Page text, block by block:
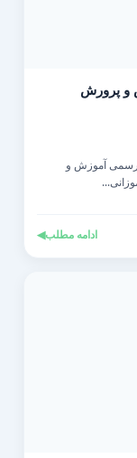
پرورش
آموزش و
ادامه مطلب◀